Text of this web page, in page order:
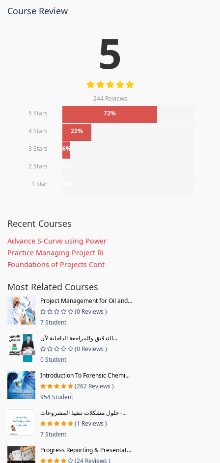
Course Review
5
244 Reviews
5 Stars
72%
4 Stars 22%
3 Stars 6%
2 Stars
1 Star
Recent Courses
Advance S-Curve using Power
Practice Managing Project Ri
Foundations of Projects Cont
Most Related Courses
Project Management for Oil and...
(0 Reviews )
7 Student
التدقيق والمراجعة الداخلية لأن...
(0 Reviews )
0 Student
Introduction To Forensic Chemi...
(262 Reviews )
954 Student
حلول مشكلات تنفيذ المشروعات -...
(1 Reviews )
7 Student
Progress Reporting & Presentat...
(24 Reviews )